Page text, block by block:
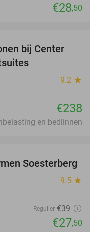
€28,50
bij Center
9.2 star
€238
en bedlinnen
29%
Soesterberg
9.5 star
Regulier €39
€27,50